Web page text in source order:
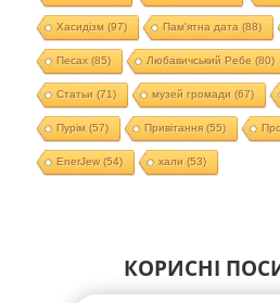
Хасидізм (97) Пам'ятна дата (88)
Песах(85) Любавичський Ребе (80)
Статьи (71) музей громади (67)
Пурім (57) Привітання(55)
EnerJew(54) хали (53)
КОРИСНІ